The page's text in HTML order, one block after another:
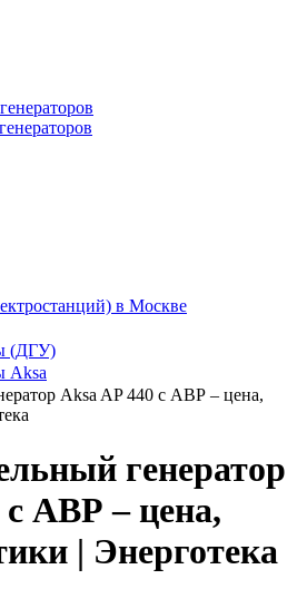
в Москве
(ДГУ)
Aksa
Aksa AP 440 с АВР – цена,
генератор
с АВР – цена,
| Энерготека